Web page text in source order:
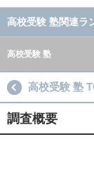
高校受験 塾関連ラ
高校受験 塾
高校受験 塾
調査概要